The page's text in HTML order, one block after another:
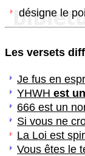
désigne le
Les versets
Je fus en
YHWH est
666 est un
Si vous ne
La Loi est
Vous êtes le